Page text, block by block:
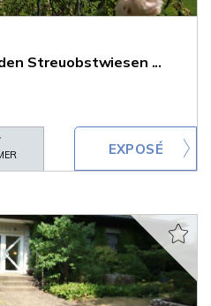
Streuobstwiesen ...